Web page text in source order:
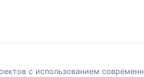
с использованием